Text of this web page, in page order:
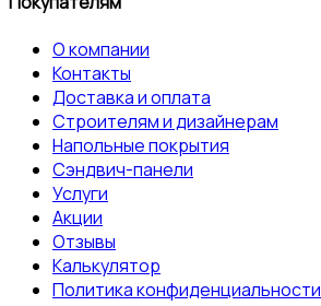
О компании
Контакты
Доставка и оплата
Строителям и дизайнерам
Напольные покрытия
Сэндвич-панели
Услуги
Акции
Отзывы
Калькулятор
Политика конфиденциальности